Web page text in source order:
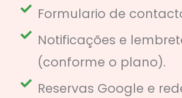
Formulario de
Notificações e
(conforme o plano).
Reservas Google e